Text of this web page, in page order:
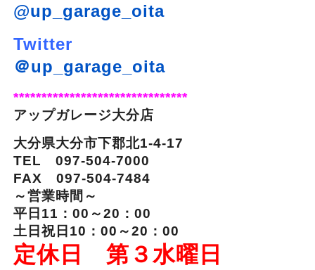
@up_garage_oita
Twitter
＠up_garage_oita
*******************************
アップガレージ大分店
大分県大分市下郡北1-4-17
TEL 097-504-7000
FAX 097-504-7484
～営業時間～
平日11：00～20：00
土日祝日10：00～20：00
定休日 第３水曜日